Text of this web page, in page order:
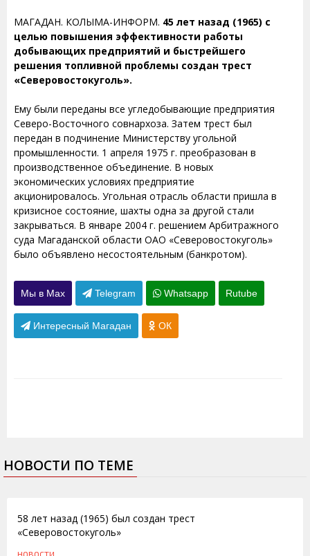
МАГАДАН. КОЛЫМА-ИНФОРМ. 45 лет назад (1965) с
целью повышения эффективности работы
добывающих предприятий и быстрейшего
решения топливной проблемы создан трест
«Северовостокуголь».
Ему были переданы все угледобывающие предприятия
Северо-Восточного совнархоза. Затем трест был
передан в подчинение Министерству угольной
промышленности. 1 апреля 1975 г. преобразован в
производственное объединение. В новых
экономических условиях предприятие
акционировалось. Угольная отрасль области пришла в
кризисное состояние, шахты одна за другой стали
закрываться. В январе 2004 г. решением Арбитражного
суда Магаданской области ОАО «Северовостокуголь»
было объявлено несостоятельным (банкротом).
Мы в Max Telegram Whatsapp Rutube
Интересный Магадан ОК
НОВОСТИ ПО ТЕМЕ
58 лет назад (1965) был создан трест
«Северовостокуголь»
НОВОСТИ